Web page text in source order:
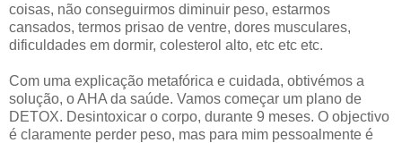
coisas, não conseguirmos diminuir peso, estarmos
cansados, termos prisao de ventre, dores musculares,
dificuldades em dormir, colesterol alto, etc etc etc.
Com uma explicação metafórica e cuidada, obtivémos a
solução, o AHA da saúde. Vamos começar um plano de
DETOX. Desintoxicar o corpo, durante 9 meses. O objectivo
é claramente perder peso, mas para mim pessoalmente é